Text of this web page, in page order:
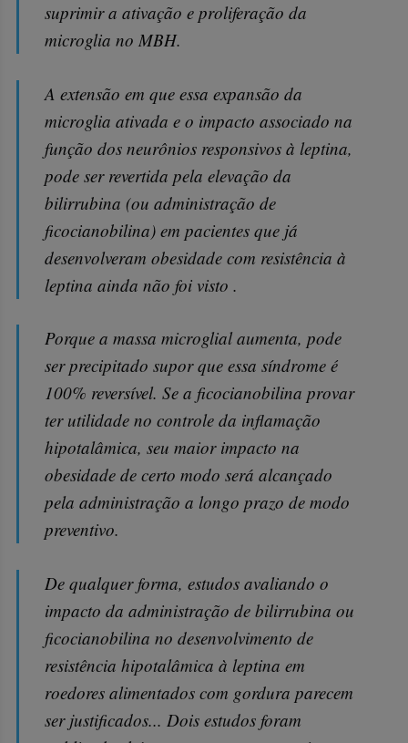
suprimir a ativação e proliferação da
microglia no MBH.
A extensão em que essa expansão da
microglia ativada e o impacto associado na
função dos neurônios responsivos à leptina,
pode ser revertida pela elevação da
bilirrubina (ou administração de
ficocianobilina) em pacientes que já
desenvolveram obesidade com resistência à
leptina ainda não foi visto .
Porque a massa microglial aumenta, pode
ser precipitado supor que essa síndrome é
100% reversível. Se a ficocianobilina provar
ter utilidade no controle da inflamação
hipotalâmica, seu maior impacto na
obesidade de certo modo será alcançado
pela administração a longo prazo de modo
preventivo.
De qualquer forma, estudos avaliando o
impacto da administração de bilirrubina ou
ficocianobilina no desenvolvimento de
resistência hipotalâmica à leptina em
roedores alimentados com gordura parecem
ser justificados... Dois estudos foram